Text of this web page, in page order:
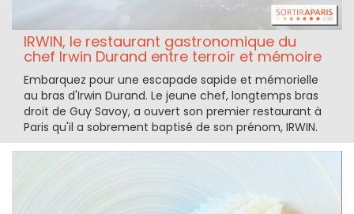
IRWIN, le restaurant gastronomique du
chef Irwin Durand entre terroir et mémoire
Embarquez pour une escapade sapide et mémorielle
au bras d'Irwin Durand. Le jeune chef, longtemps bras
droit de Guy Savoy, a ouvert son premier restaurant à
Paris qu'il a sobrement baptisé de son prénom, IRWIN.